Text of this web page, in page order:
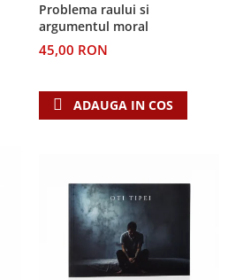
Problema raului si
argumentul moral
45,00 RON
ADAUGA IN COS